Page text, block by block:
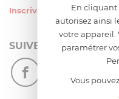
Inscrivez-vous à notre
SUIVEZ-NOUS
En cliquant
autorisez ainsi
votre appareil.
paramétrer
Vous